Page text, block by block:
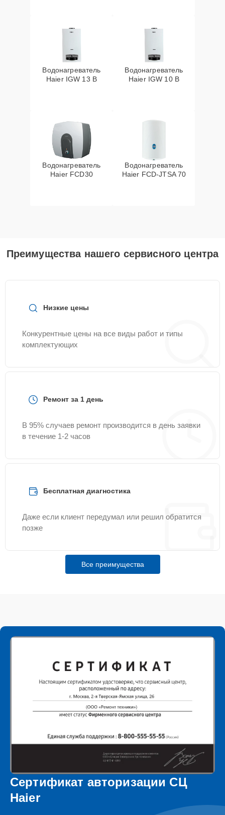
Водонагреватель
Haier IGW 13 B
Водонагреватель
Haier IGW 10 B
Водонагреватель
Haier FCD30
Водонагреватель
Haier FCD-JTSA 70
Преимущества нашего сервисного центра
Низкие цены
Конкурентные цены на все виды работ и типы
комплектующих
Ремонт за 1 день
В 95% случаев ремонт производится в день заявки
в течение 1-2 часов
Бесплатная диагностика
Даже если клиент передумал или решил обратится
позже
Все преимущества
Сертификат авторизации СЦ
Haier